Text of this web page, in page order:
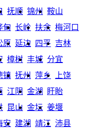
抚顺 锦州
鞍山
甸 长岭 扶余 梅河口
原 延边 四平 吉林
樟树 丰城 分宜
镇 抚州 萍乡
上饶
江阴 金湖
盱眙
昆山 金坛 姜堰
安 建湖 靖江 沛县